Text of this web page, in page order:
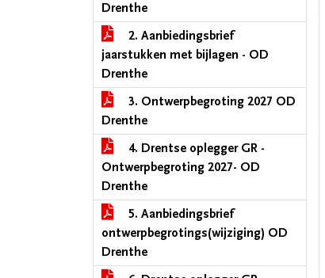
Drenthe
2. Aanbiedingsbrief
jaarstukken met bijlagen - OD
Drenthe
3. Ontwerpbegroting 2027 OD
Drenthe
4. Drentse oplegger GR -
Ontwerpbegroting 2027- OD
Drenthe
5. Aanbiedingsbrief
ontwerpbegrotings(wijziging) OD
Drenthe